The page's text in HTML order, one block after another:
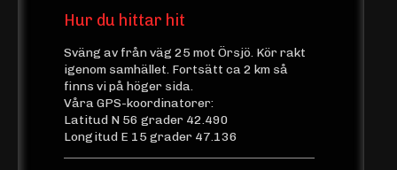
Hur du hittar hit
Sväng av från väg 25 mot Örsjö. Kör rakt
igenom samhället. Fortsätt ca 2 km så
finns vi på höger sida.
Våra GPS-koordinatorer:
Latitud N 56 grader 42.490
Longitud E 15 grader 47.136